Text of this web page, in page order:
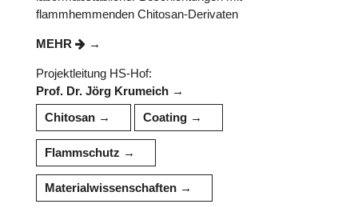
flammhemmenden Chitosan-Derivaten
MEHR
Projektleitung HS-Hof:
Prof. Dr. Jörg Krumeich
Chitosan
Coating
Flammschutz
Materialwissenschaften